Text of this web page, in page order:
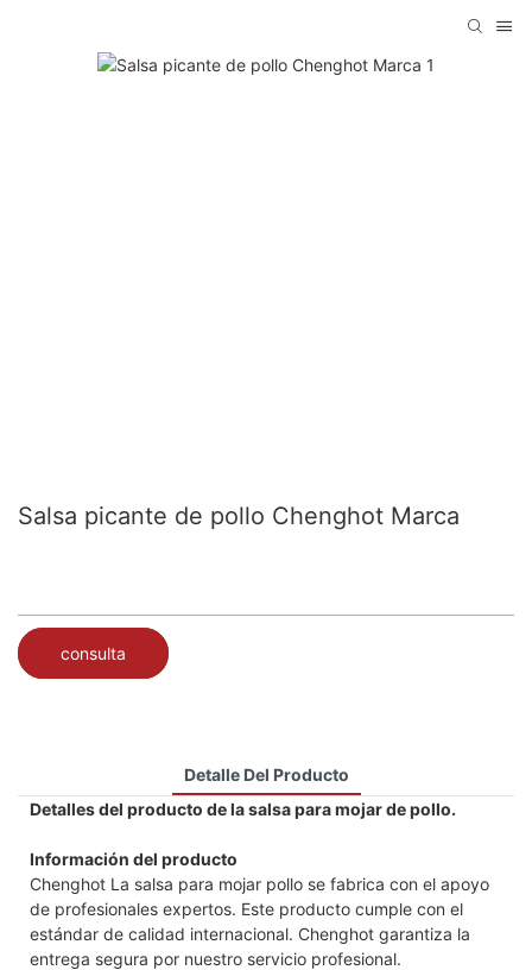
Salsa picante de pollo Chenghot Marca
consulta
Detalle Del Producto
Detalles del producto de la salsa para mojar de pollo.
Información del producto
Chenghot La salsa para mojar pollo se fabrica con el apoyo
de profesionales expertos. Este producto cumple con el
estándar de calidad internacional. Chenghot garantiza la
entrega segura por nuestro servicio profesional.